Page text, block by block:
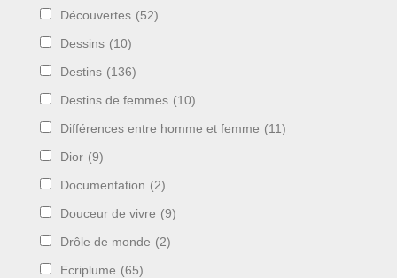
Découvertes (52)
Dessins (10)
Destins (136)
Destins de femmes (10)
Différences entre homme et femme (11)
Dior (9)
Documentation (2)
Douceur de vivre (9)
Drôle de monde (2)
Ecriplume (65)